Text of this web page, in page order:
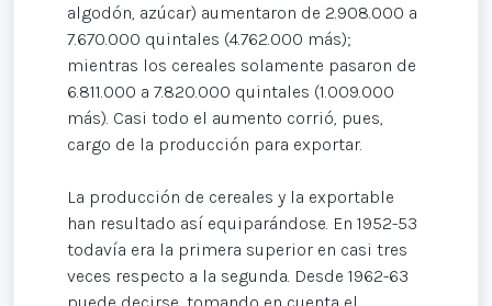
algodón, azúcar) aumentaron de 2.908.000 a
7.670.000 quintales (4.762.000 más);
mientras los cereales solamente pasaron de
6.811.000 a 7.820.000 quintales (1.009.000
más). Casi todo el aumento corrió, pues,
cargo de la producción para exportar.
La producción de cereales y la exportable
han resultado así equiparándose. En 1952-53
todavía era la primera superior en casi tres
veces respecto a la segunda. Desde 1962-63